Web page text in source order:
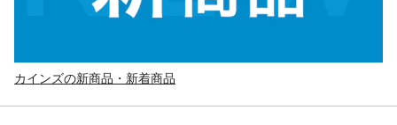
カインズの新商品・新着商品